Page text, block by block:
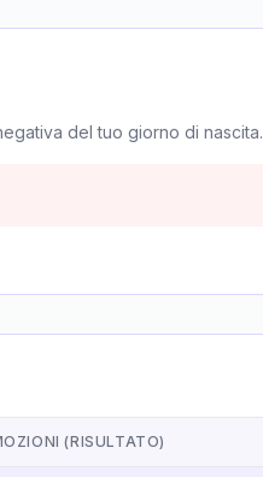
del tuo giorno di nascita.
(RISULTATO)